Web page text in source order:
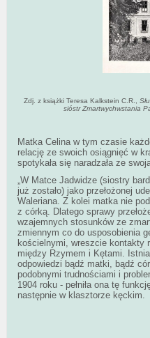
Zdj. z książki Teresa Kalkstein C.R.,
sióstr Zmartwychwstania
Matka Celina w tym czasie
relację ze swoich osiągnięć w
spotykała się naradzała ze
„W Matce Jadwidze (siostry
już zostało) jako przełożonej
Waleriana. Z kolei matka nie
z córką. Dlatego sprawy
wzajemnych stosunków ze
zmiennym co do usposobienia
kościelnymi, wreszcie kontakty
między Rzymem i Kętami.
odpowiedzi bądź matki, bądź
podobnymi trudnościami i
1904 roku - pełniła ona tę
następnie w klasztorze kęckim.